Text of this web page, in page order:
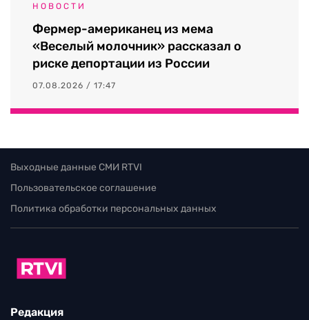
НОВОСТИ
Фермер-американец из мема
«Веселый молочник» рассказал о
риске депортации из России
07.08.2026 / 17:47
Выходные данные СМИ RTVI
Пользовательское соглашение
Политика обработки персональных данных
Редакция